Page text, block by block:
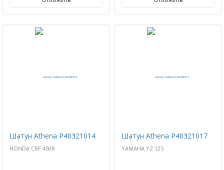
Шатун Athena P40321014
HONDA CRF 450R
Шатун Athena P40321017
YAMAHA YZ 125